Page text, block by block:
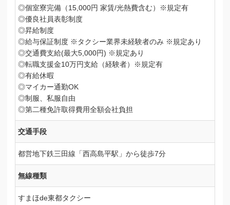
◎個室寮完備（15,000円 家賃/光熱費含む）※規定有
◎優良社員表彰制度
◎昇給制度
◎給与保証制度 ※タクシー業界未経験者のみ ※規定あり
◎交通費支給(最大5,000円) ※規定あり
◎転職支援金10万円支給（経験者）※規定有
◎有給休暇
◎マイカー通勤OK
◎制服、私服自由
◎第二種免許取得費用全額会社負担
交通手段
都営地下鉄三田線「西高島平駅」から徒歩7分
無線種類
すまほde東都タクシー